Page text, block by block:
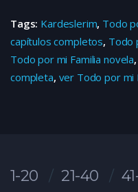
Tags: Kardeslerim, Todo
capítulos completos, Todo
Todo por mi Familia novela,
completa, ver Todo por mi
1-20 21-40